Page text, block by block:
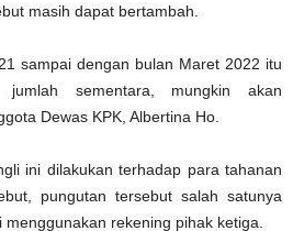
masih dapat bertambah.
sampai dengan bulan Maret 2022 itu
sementara, mungkin akan
Dewas KPK, Albertina Ho.
ini dilakukan terhadap para tahanan
pungutan tersebut salah satunya
rekening pihak ketiga.